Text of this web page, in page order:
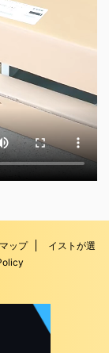
ップ
イストが選